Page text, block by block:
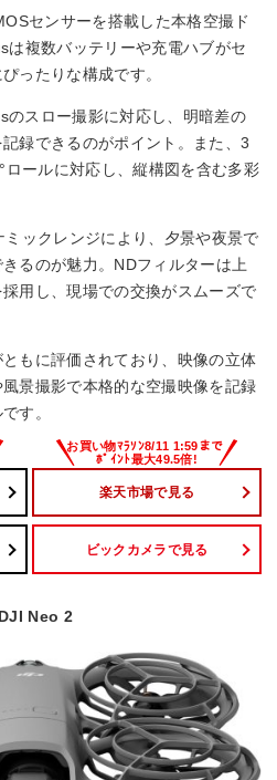
センサーを搭載した本格空撮ド
は複数バッテリーや充電ハブがセ
ったりな構成です。
スロー撮影に対応し、明暗差の
録できるのがポイント。また、3
ールに対応し、縦構図を含む多彩
ックレンジにより、夕景や夜景で
るのが魅力。NDフィルターは上
用し、現場での交換がスムーズで
もに評価されており、映像の立体
景撮影で本格的な空撮映像を記録
す。
楽天市場で見る
ビックカメラで見る
Neo 2